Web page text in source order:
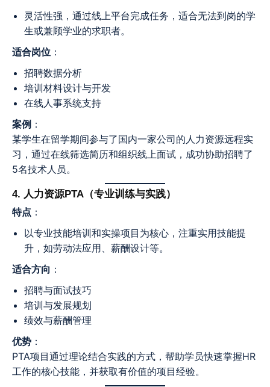
灵活性强，通过线上平台完成任务，适合无法到岗的学
生或兼顾学业的求职者。
适合岗位 ：
招聘数据分析
培训材料设计与开发
在线人事系统支持
案例 ：
某学生在留学期间参与了国内一家公司的人力资源远程实
习，通过在线筛选简历和组织线上面试，成功协助招聘了
5名技术人员。
4. 人力资源PTA（专业训练与实践）
特点 ：
以专业技能培训和实操项目为核心，注重实用技能提
升，如劳动法应用、薪酬设计等。
适合方向 ：
招聘与面试技巧
培训与发展规划
绩效与薪酬管理
优势 ：
PTA项目通过理论结合实践的方式，帮助学员快速掌握HR
工作的核心技能，并获取有价值的项目经验。